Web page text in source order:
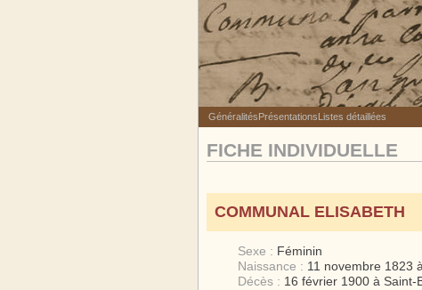
Généralités Présentations Listes détaillées
FICHE INDIVIDUELLE
COMMUNAL ELISABETH
Sexe : Féminin
Naissance : 11 novembre 1823
Décès : 16 février 1900 à Saint-